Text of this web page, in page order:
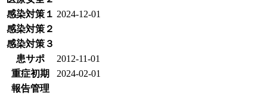
感染対策１ 2024-12-01
感染対策２
感染対策３
患サポ
2012-11-01
重症初期
2024-02-01
報告管理